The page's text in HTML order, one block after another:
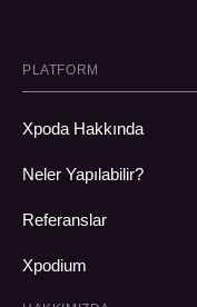
PLATFORM
Xpoda Hakkında
Neler Yapılabilir?
Referanslar
Xpodium